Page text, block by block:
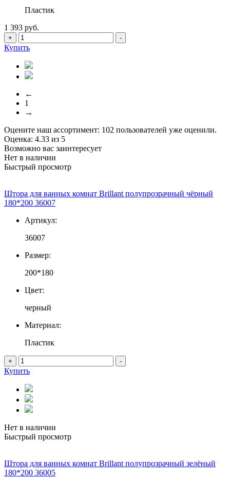
Пластик
1 393 руб.
+ -
Купить
←
1
→
Оцените наш ассортимент: 102 пользователей уже оценили.
Оценка: 4.33 из 5
Возможно вас заинтересует
Нет в наличии
Быстрый просмотр
Штора для ванных комнат Brillant полупрозрачный чёрный
180*200 36007
Артикул:
36007
Размер:
200*180
Цвет:
черный
Материал:
Пластик
+ -
Купить
Нет в наличии
Быстрый просмотр
Штора для ванных комнат Brillant полупрозрачный зелёный
180*200 36005